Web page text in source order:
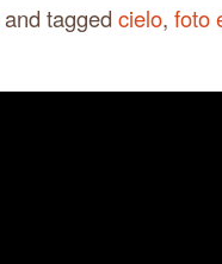
and tagged cielo, foto